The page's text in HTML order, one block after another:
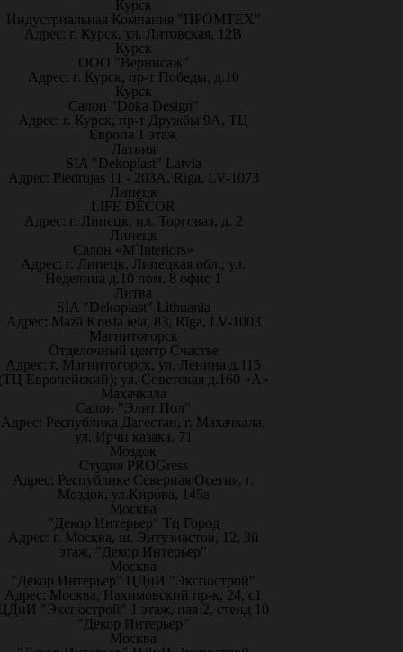
Курск
Индустриальная Компания "ПРОМТЕХ"
Адрес: г. Курск, ул. Литовская, 12В
Курск
ООО "Вернисаж"
Адрес: г. Курск, пр-т Победы, д.10
Курск
Салон "Doka Design"
Адрес: г. Курск, пр-т Дружбы 9А, ТЦ
Европа 1 этаж
Латвия
SIA "Dekoplast" Latvia
Адрес: Piedrujas 11 - 203A, Riga, LV-1073
Липецк
LIFE DÉCOR
Адрес: г. Липецк, пл. Торговая, д. 2
Липецк
Салон «M`Interiors»
Адрес: г. Липецк, Липецкая обл., ул.
Неделина д.10 пом. 8 офис 1
Литва
SIA "Dekoplast" Lithuania
Адрес: Mazā Krasta iela, 83, Rīga, LV-1003
Магнитогорск
Отделочный центр Счастье
Адрес: г. Магнитогорск, ул. Ленина д.115
Европейский); ул. Советская д.160 «А»
Махачкала
Салон "Элит Пол"
Адрес: Республика Дагестан, г. Махачкала,
ул. Ирчи казака, 71
Моздок
Студия PROGress
Адрес: Республике Северная Осетия, г.
Моздок, ул.Кирова, 145а
Москва
"Декор Интерьер" Тц Город
Адрес: г. Москва, ш. Энтузиастов, 12, 3й
этаж, "Декор Интерьер"
Москва
"Декор Интерьер" ЦДиИ "Экспострой"
Адрес: Москва, Нахимовский пр-к, 24, с1
"Экспострой" 1 этаж, пав.2, стенд 10
"Декор Интерьер"
Москва